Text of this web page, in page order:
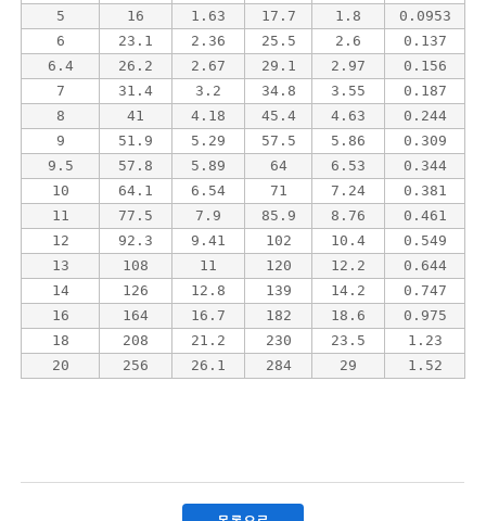
5
16 1.63 17.7 1.8
0.0953
6
23.1 2.36 25.5 2.6
0.137
6.4
26.2 2.67 29.1 2.97
0.156
7
31.4 3.2 34.8 3.55
0.187
8
41 4.18 45.4 4.63
0.244
9
51.9 5.29 57.5 5.86
0.309
9.5
57.8 5.89 64 6.53
0.344
10
64.1 6.54 71 7.24
0.381
11
77.5 7.9 85.9 8.76
0.461
12
92.3 9.41 102 10.4
0.549
13
108 11 120 12.2
0.644
14
126 12.8 139 14.2
0.747
16
164 16.7 182 18.6
0.975
18
208 21.2 230 23.5
1.23
20
256 26.1 284 29 1.52